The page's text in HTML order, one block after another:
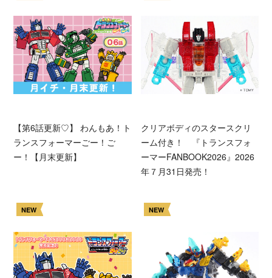
【第6話更新♡】 わんもあ！ト
ランスフォーマーごー！ご
ー！【月末更新】
クリアボディのスタースクリ
ーム付き！ 『トランスフォ
ーマーFANBOOK2026』2026
年７月31日発売！
NEW NEW